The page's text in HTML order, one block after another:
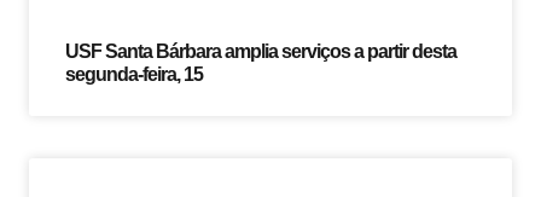
USF Santa Bárbara amplia serviços a partir desta
segunda-feira, 15